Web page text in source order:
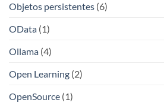
Objetos persistentes (6)
OData (1)
Ollama (4)
Open Learning (2)
OpenSource (1)